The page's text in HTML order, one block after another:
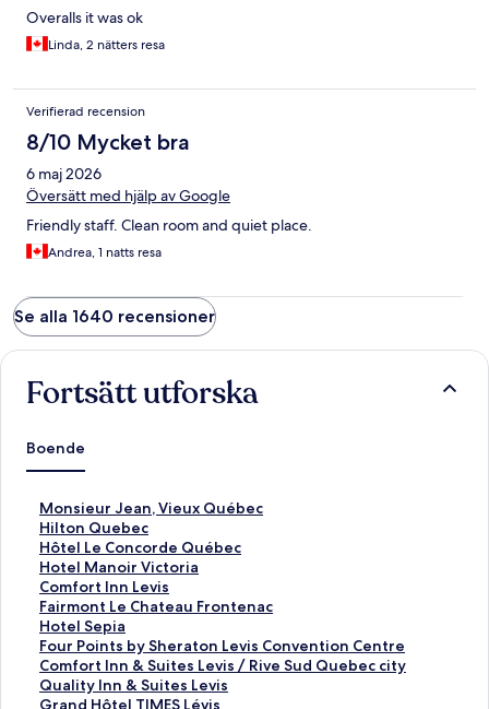
Overalls it was ok
Linda, 2 nätters resa
Verifierad recension
8/10 Mycket bra
6 maj 2026
Översätt med hjälp av Google
Friendly staff. Clean room and quiet place.
Andrea, 1 natts resa
Se alla 1640 recensioner
Fortsätt utforska
Boende
Monsieur Jean, Vieux Québec
L
ä
n
k
t
i
l
l
s
i
d
Hilton Quebec
L
ä
n
k
t
i
l
l
s
i
Hôtel Le Concorde Québec
L
ä
n
k
t
i
l
l
s
Hotel Manoir Victoria
L
ä
n
k
t
i
l
l
Comfort Inn Levis
L
ä
n
k
t
i
l
Fairmont Le Chateau Frontenac
L
ä
n
k
t
i
Hotel Sepia
L
ä
n
k
t
Four Points by Sheraton Levis Convention Centre
L
ä
n
k
Comfort Inn & Suites Levis / Rive Sud Quebec city
L
ä
n
Quality Inn & Suites Levis
L
ä
Grand Hôtel TIMES Lévis
L